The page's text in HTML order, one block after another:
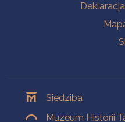
Siedziba
Muzeum Historii